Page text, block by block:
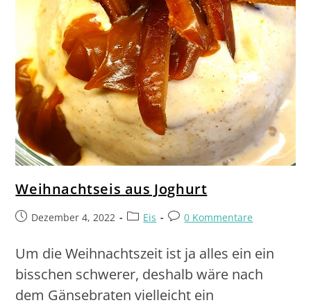
Weihnachtseis aus Joghurt
Dezember 4, 2022 Eis 0 Kommentare
Um die Weihnachtszeit ist ja alles ein ein
bisschen schwerer, deshalb wäre nach
dem Gänsebraten vielleicht ein